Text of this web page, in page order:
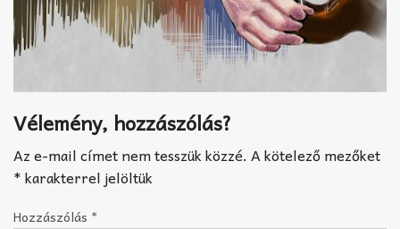
Vélemény, hozzászólás?
Az e-mail címet nem tesszük közzé. A kötelező mezőket
*karakterrel jelöltük
Hozzászólás *